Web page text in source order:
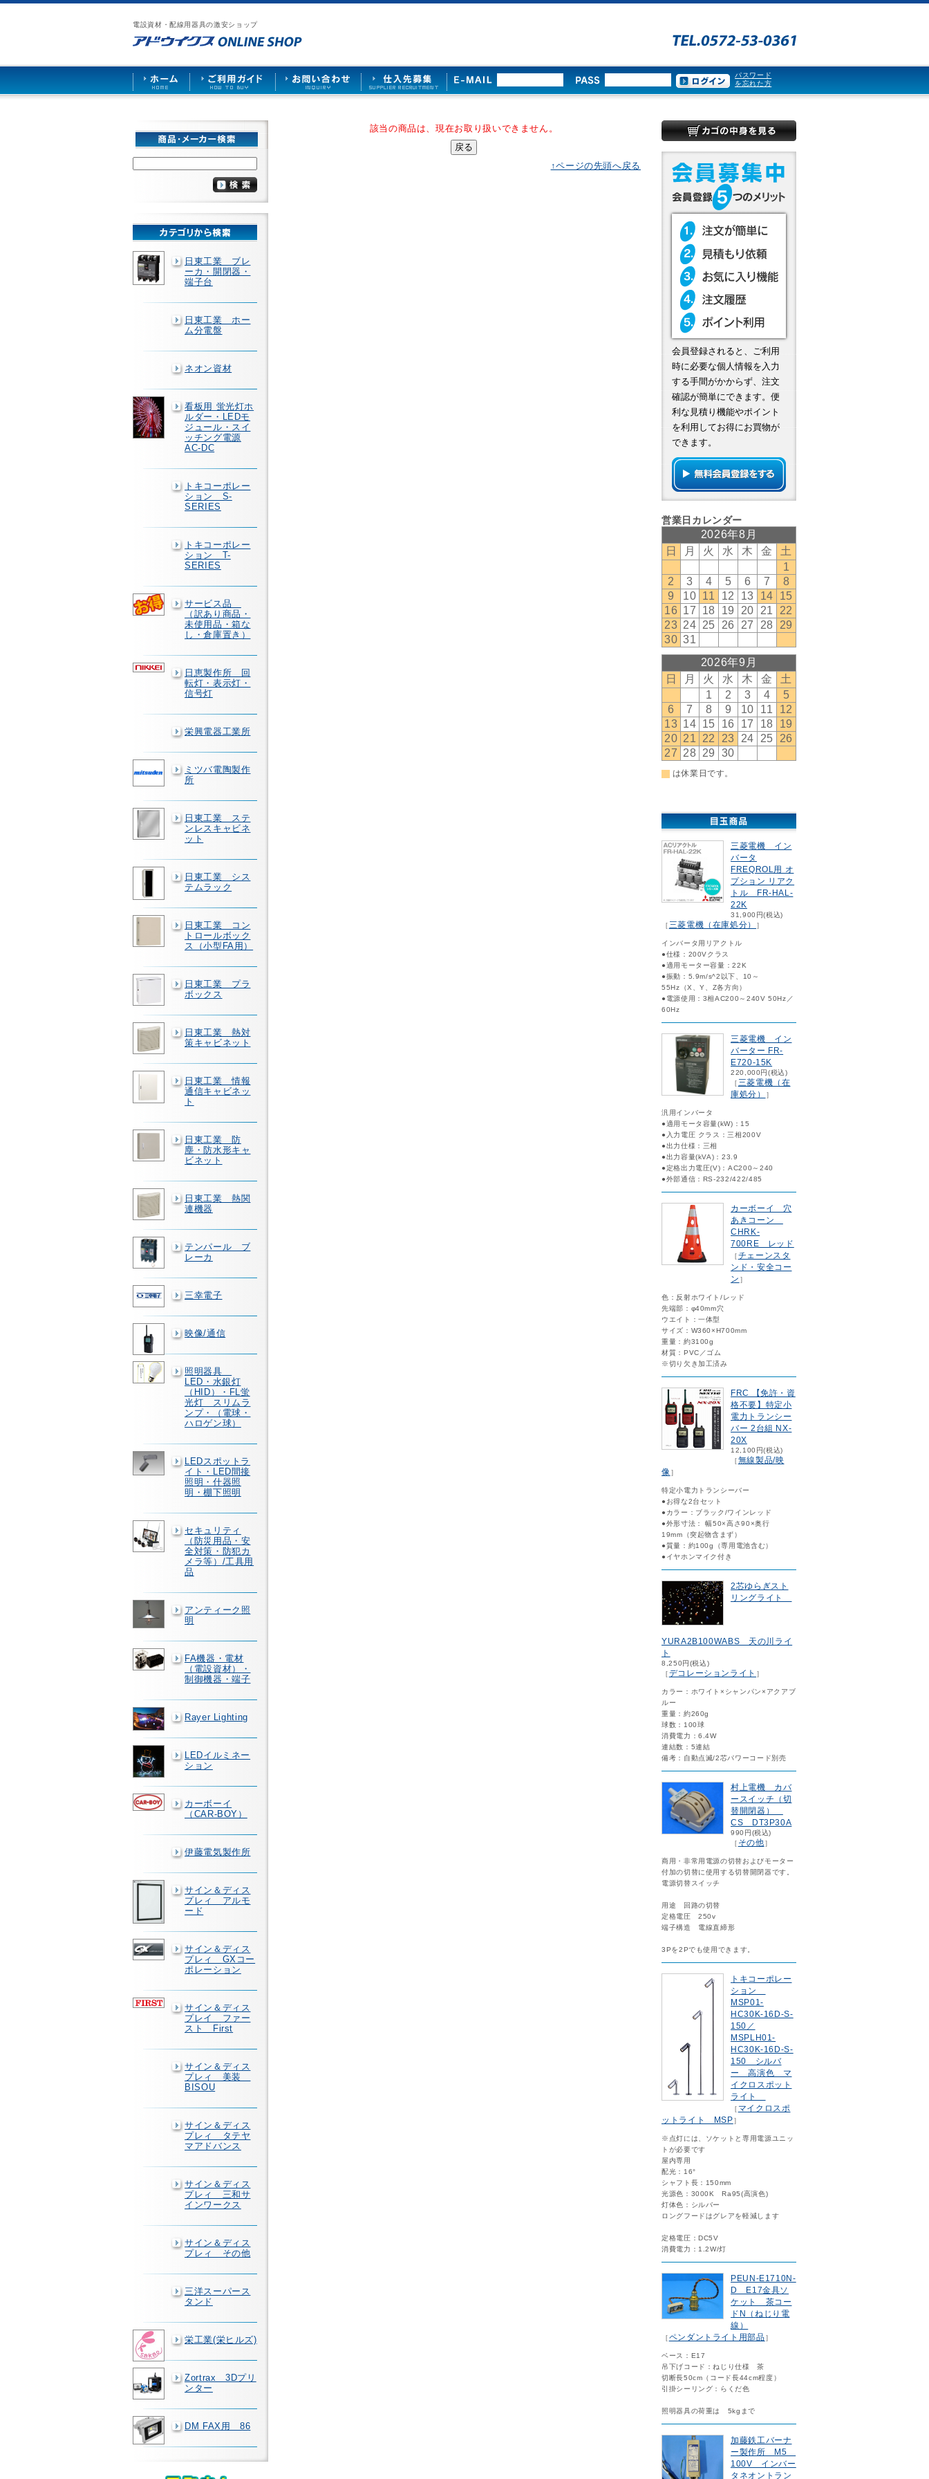
電設資材・配線用器具の激安ショップ
漏
カ
照
ア
ス
ご
ド
お
せ
仕
パスワード
を忘れた方
日東工業 ブレ
ーカ・開閉器・
端子台
日東工業 ホー
ム分電盤
ネオン資材
看板用 蛍光灯ホ
ルダー・LEDモ
ジュール・スイ
ッチング電源
AC-DC
トキコーポレー
ション S-
SERIES
トキコーポレー
ション T-
SERIES
サービス品
（訳あり商品・
未使用品・箱な
し・倉庫置き）
日恵製作所 回
転灯・表示灯・
信号灯
栄興電器工業所
ミツバ電陶製作
所
日東工業 ステ
ンレスキャビネ
ット
日東工業 シス
テムラック
日東工業 コン
トロールボック
ス（小型FA用）
日東工業 プラ
ボックス
日東工業 熱対
策キャビネット
日東工業 情報
通信キャビネッ
ト
日東工業 防
塵・防水形キャ
ビネット
日東工業 熱関
連機器
テンパール ブ
レーカ
三幸電子
映像/通信
照明器具
LED・水銀灯
（HID）・FL蛍
光灯 スリムラ
ンプ・（電球・
ハロゲン球）
LEDスポットラ
イト・LED間接
照明・什器照
明・棚下照明
セキュリティ
（防災用品・安
全対策・防犯カ
メラ等）/工具用
品
アンティーク照
明
FA機器・電材
（電設資材）・
制御機器・端子
Rayer Lighting
LEDイルミネー
ション
カーボーイ
（CAR-BOY）
伊藤電気製作所
サイン＆ディス
プレィ アルモ
ード
サイン＆ディス
プレィ GXコー
ポレーション
サイン＆ディス
プレイ ファー
スト First
サイン＆ディス
プレィ 美装
BISOU
サイン＆ディス
プレィ タテヤ
マアドバンス
サイン＆ディス
プレィ 三和サ
インワークス
サイン＆ディス
プレィ その他
三洋スーパース
タンド
栄工業(栄ヒルズ)
Zortrax 3Dプリ
ンター
DM FAX用 86
該当の商品は、現在お取り扱いできません。
↑ページの先頭へ戻る
会員登録されると、ご利用
時に必要な個人情報を入力
する手間がかからず、注文
確認が簡単にできます。便
利な見積り機能やポイント
を利用してお得にお買物が
できます。
三菱電機 イン
バータ
FREQROL用 オ
プション リアク
トル FR-HAL-
22K
31,900円(税込)
［三菱電機（在庫処分） ］
インバータ用リアクトル
●仕様：200Vクラス
●適用モーター容量：22K
●振動：5.9m/s^2以下、10～
55Hz（X、Y、Z各方向）
●電源使用：3相AC200～240V 50Hz／
60Hz
三菱電機 イン
バーター FR-
E720-15K
220,000円(税込)
［三菱電機（在
庫処分）
］
汎用インバータ
●適用モータ容量(kW)：15
●入力電圧 クラス：三相200V
●出力仕様：三相
●出力容量(kVA)：23.9
●定格出力電圧(V)：AC200～240
●外部通信：RS-232/422/485
カーボーイ 穴
あきコーン
CHRK-
700RE レッド
［チェーンスタ
ンド・安全コー
ン ］
色：反射ホワイト/レッド
先端部：φ40mm穴
ウエイト：一体型
サイズ：W360×H700mm
重量：約3100g
材質：PVC／ゴム
※切り欠き加工済み
FRC 【免許・資
格不要】特定小
電力トランシー
バー 2台組 NX-
20X
12,100円(税込)
［無線製品/映
像］
特定小電力トランシーバー
●お得な2台セット
●カラー：ブラック/ワインレッド
●外形寸法： 幅50×高さ90×奥行
19mm（突起物含まず）
●質量：約100g（専用電池含む）
●イヤホンマイク付き
2芯ゆらぎスト
リングライト
YURA2B100WABS 天の川ライ
ト
8,250円(税込)
［デコレーションライト ］
カラー：ホワイト×シャンパン×アクアブ
ルー
重量：約260g
球数：100球
消費電力：6.4W
連結数：5連結
備考：自動点滅/2芯パワーコード別売
村上電機 カバ
ースイッチ（切
替開閉器）
CS DT3P30A
990円(税込)
［ その他］
商用・非常用電源の切替およびモーター
付加の切替に使用する切替開閉器です。
電源切替スイッチ
用途 回路の切替
定格電圧 250v
端子構造 電線直締形
3Pを2Pでも使用できます。
トキコーポレー
ション
MSP01-
HC30K-16D-S-
150／
MSPLH01-
HC30K-16D-S-
150 シルバ
ー 高演色 マ
イクロスポット
ライト
［ マイクロスポ
ットライト MSP］
※点灯には、ソケットと専用電源ユニッ
トが必要です
屋内専用
配光：16°
シャフト長：150mm
光源色：3000K Ra95(高演色)
灯体色：シルバー
ロングフードはグレアを軽減します
定格電圧：DC5V
消費電力：1.2W/灯
PEUN-E1710N-
D E17金具ソ
ケット 茶コー
ドN（ねじり電
線）
［ペンダントライト用部品］
ベース：E17
吊下げコード：ねじり仕様 茶
切断長50cm（コード長44cm程度）
引掛シーリング：らくだ色
照明器具の荷重は 5kgまで
加藤鉄工バーナ
ー製作所 M5
100V インバー
タネオントラン